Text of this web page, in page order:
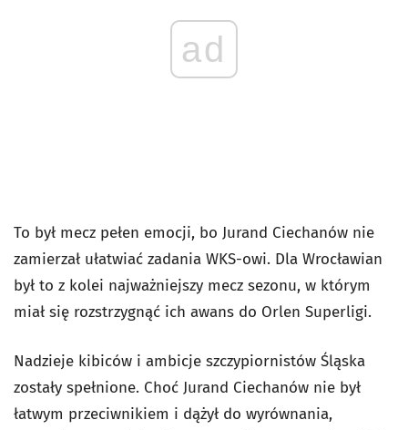
ad
To był mecz pełen emocji, bo Jurand Ciechanów nie
zamierzał ułatwiać zadania WKS-owi. Dla Wrocławian
był to z kolei najważniejszy mecz sezonu, w którym
miał się rozstrzygnąć ich awans do Orlen Superligi.
Nadzieje kibiców i ambicje szczypiornistów Śląska
zostały spełnione. Choć Jurand Ciechanów nie był
łatwym przeciwnikiem i dążył do wyrównania,